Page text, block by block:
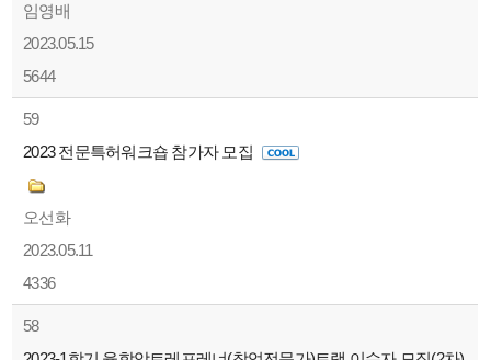
임영배
2023.05.15
5644
59
2023 전문특허워크숍 참가자 모집
오선화
2023.05.11
4336
58